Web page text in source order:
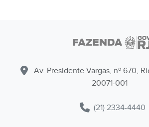
Av. Presidente Vargas, nº 670,
20071-001
(21) 2334-4440